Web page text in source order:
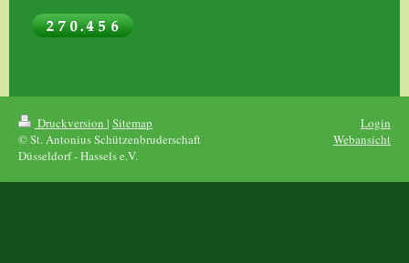
Druckversion | Sitemap
© St. Antonius Schützenbruderschaft
Düsseldorf - Hassels e.V.
Login
Webansicht